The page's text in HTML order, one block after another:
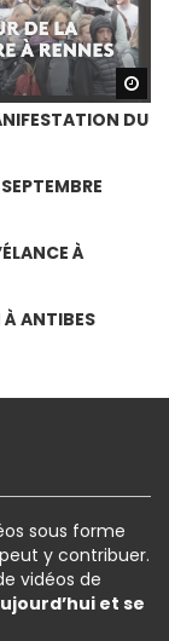
DU
À
ANTIBES
sous forme
y contribuer.
vidéos de
et se